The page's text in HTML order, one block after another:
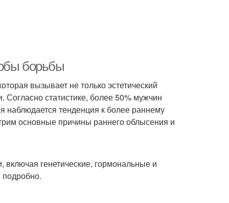
борьбы
вызывает не только эстетический
статистике, более 50% мужчин
наблюдается тенденция к более раннему
основные причины раннего облысения и
генетические, гормональные и